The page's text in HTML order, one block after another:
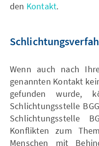
den Kontakt.
Wenn auch nach
genannten Kontakt
gefunden wurde,
Schlichtungsstelle
Schlichtungsstelle
Konflikten zum
Menschen mit